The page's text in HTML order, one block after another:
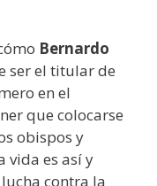
Bernardo
ser el titular de
en el
que colocarse
obispos y
vida es así y
contra la